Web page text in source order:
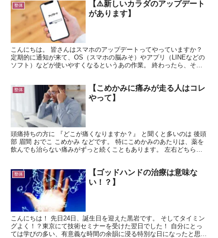
整体
【⚠️新しいカラダのアップデート
があります】
こんにちは。 皆さんはスマホのアップデートってやっていますか？
定期的に通知が来て、OS（スマホの脳みそ）やアプリ（LINEなどの
ソフト）などが使いやすくなるというあの作業。 終わったら、そこ
整体
【こめかみに痛みが走る人はコレ
やって】
頭痛持ちの方に 『どこが痛くなりますか？』 と聞くと多いのは 後頭
部 眉間 おでこ こめかみ などです。 特にこめかみのあたりは、薬を
飲んでも治らない痛みがずっと続くこともあります。 左右どちらか
整体
【ゴッドハンドの治療は意味な
い！？】
こんにちは！ 先日24日、誕生日を迎えた黒岩です。 そしてタイミン
グよく！？東京にて技術セミナーを受けた翌日でした！ 自分にとっ
ては学びの多い、有意義な時間の余韻に浸る特別な日になったと思い